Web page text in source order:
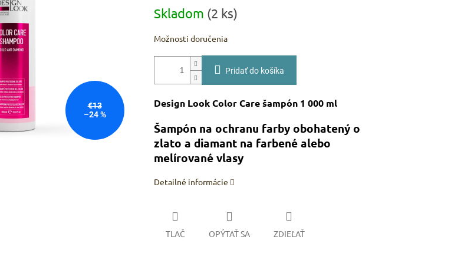
€13
–24 %
cena:
Skladom (2 ks)
Možnosti doručenia
Pridať do košíka
Design Look Color Care šampón 1 000 ml
Šampón na ochranu farby obohatený o
zlato a diamant na farbené alebo
melírované vlasy
Detailné informácie
TLAČ OPÝTAŤ SA ZDIEĽAŤ